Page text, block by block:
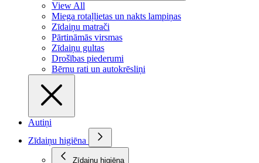
View All
Miega rotaļlietas un nakts lampiņas
Zīdaiņu matrači
Pārtināmās virsmas
Zīdaiņu gultas
Drošības piederumi
Bērnu rati un autokrēsliņi
Autiņi
Zīdaiņu higiēna
Zīdaiņu higiēna